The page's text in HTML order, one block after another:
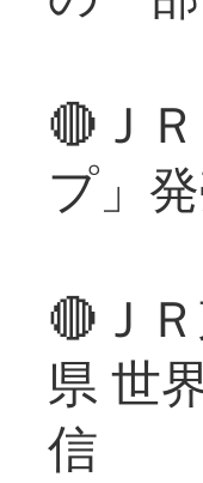
🔴Ｊ
プ」
🔴Ｊ
県 世
信